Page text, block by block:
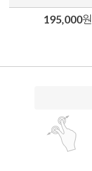
195,000원